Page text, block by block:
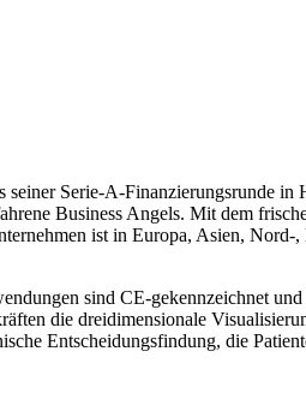
seiner Serie-A-Finanzierungsrunde
Business Angels. Mit dem
ist in Europa, Asien,
sind CE-gekennzeichnet
die dreidimensionale
Entscheidungsfindung, die